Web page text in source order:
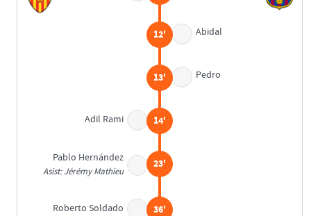
Abidal
12'
Pedro
13'
Adil Rami 14'
Pablo Hernández
Asist: Jérémy Mathieu
23'
Roberto Soldado 36'